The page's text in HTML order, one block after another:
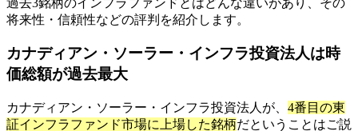
将来性・信頼性などの評判を紹介します。
カナディアン・ソーラー・インフラ投資法人は時
価総額が過去最大
カナディアン・ソーラー・インフラ投資法人が、 4番目の東
証インフラファンド市場に上場した銘柄だということはご説